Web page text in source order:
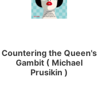
Countering the Queen's
Gambit ( Michael
Prusikin )